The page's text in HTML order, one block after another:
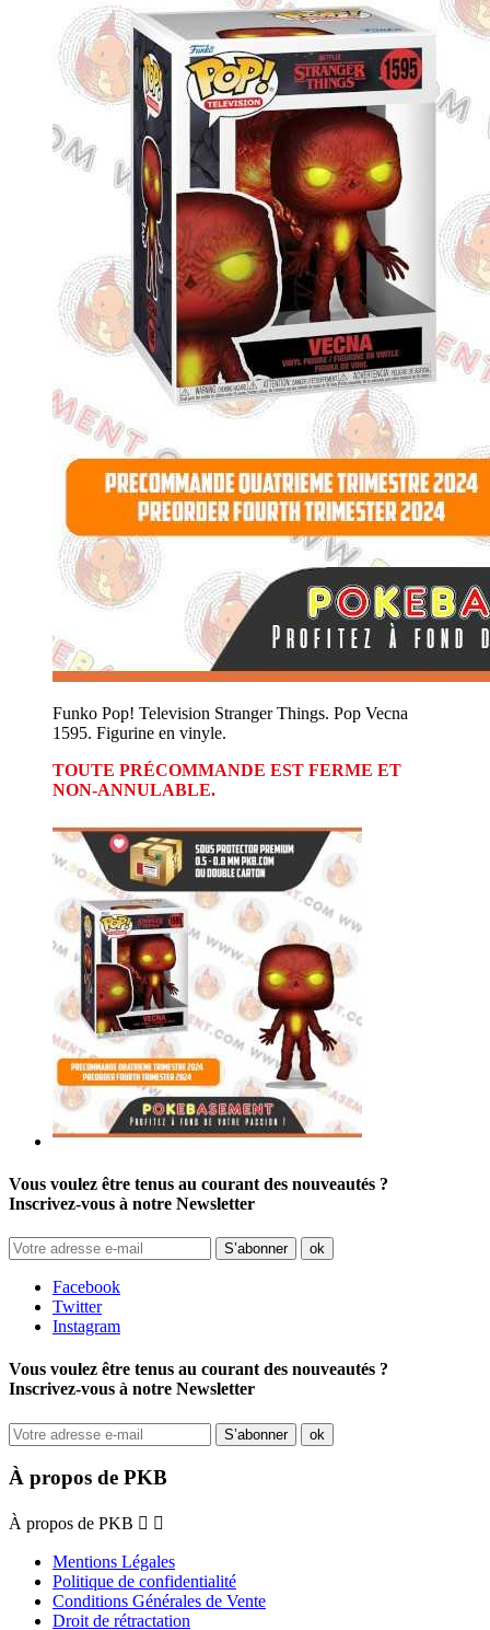
Funko Pop! Television Stranger Things. Pop Vecna
1595. Figurine en vinyle.
TOUTE PRÉCOMMANDE EST FERME ET
NON-ANNULABLE.
Vous voulez être tenus au courant des nouveautés ?
Inscrivez-vous à notre Newsletter
Facebook
Twitter
Instagram
Vous voulez être tenus au courant des nouveautés ?
Inscrivez-vous à notre Newsletter
À propos de PKB
À propos de PKB  
Mentions Légales
Politique de confidentialité
Conditions Générales de Vente
Droit de rétractation